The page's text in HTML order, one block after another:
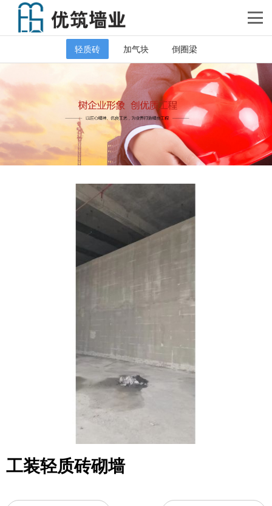
轻质砖 加气块 倒圈梁
工装轻质砖砌墙